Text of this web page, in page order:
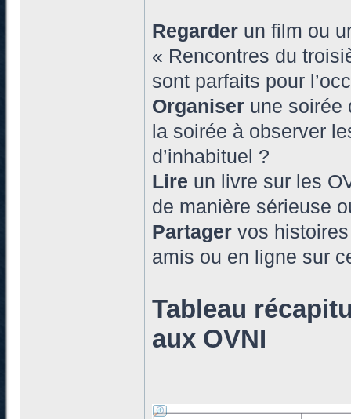
Regarder un film ou
« Rencontres du
sont parfaits pour
Organiser une soirée
la soirée à observer
d’inhabituel ?
Lire un livre sur les
de manière sérieuse
Partager vos
amis ou en ligne sur
Tableau
aux OVNI